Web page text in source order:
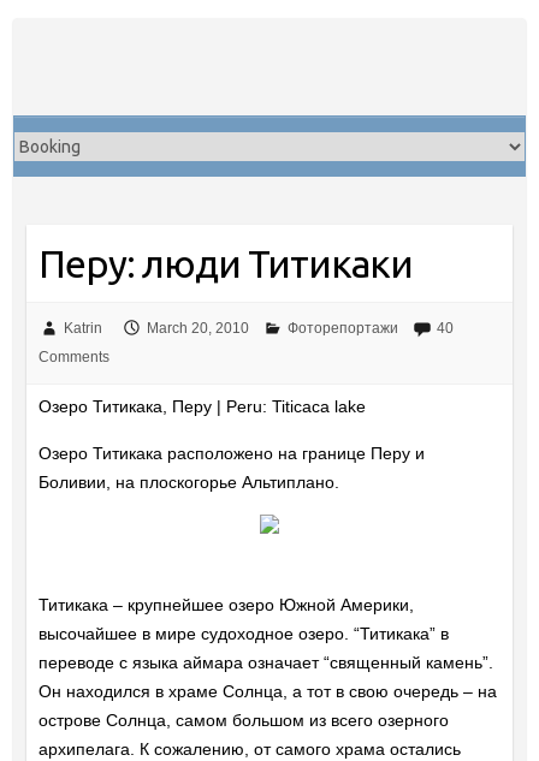
Перу: люди Титикаки
Katrin March 20, 2010 Фоторепортажи
40
Comments
Озеро Титикака, Перу | Peru: Titicaca lake
Озеро Титикака расположено на границе Перу и
Боливии, на плоскогорье Альтиплано.
Титикака – крупнейшее озеро Южной Америки,
высочайшее в мире судоходное озеро. “Титикака” в
переводе с языка аймара означает “священный камень”.
Он находился в храме Солнца, а тот в свою очередь – на
острове Солнца, самом большом из всего озерного
архипелага. К сожалению, от самого храма остались